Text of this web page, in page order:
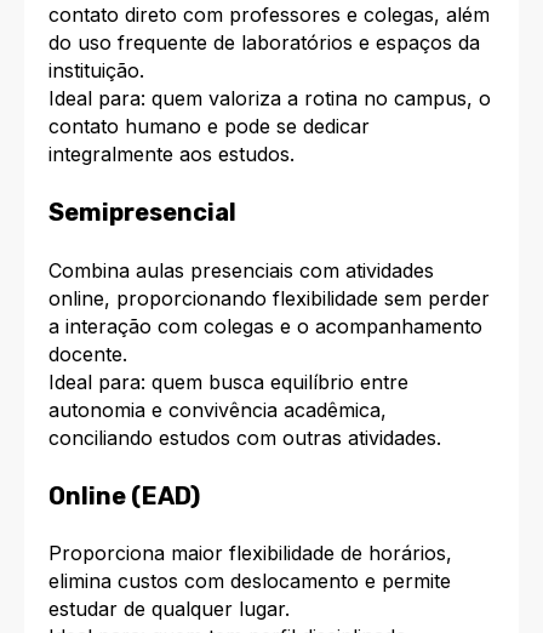
contato direto com professores e colegas, além
do uso frequente de laboratórios e espaços da
instituição.
Ideal para: quem valoriza a rotina no campus, o
contato humano e pode se dedicar
integralmente aos estudos.
Semipresencial
Combina aulas presenciais com atividades
online, proporcionando flexibilidade sem perder
a interação com colegas e o acompanhamento
docente.
Ideal para: quem busca equilíbrio entre
autonomia e convivência acadêmica,
conciliando estudos com outras atividades.
Online (EAD)
Proporciona maior flexibilidade de horários,
elimina custos com deslocamento e permite
estudar de qualquer lugar.